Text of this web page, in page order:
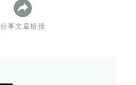
分享文章链接